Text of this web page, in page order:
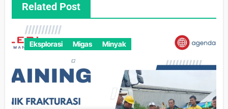
Related Post
Eksplorasi Migas Minyak